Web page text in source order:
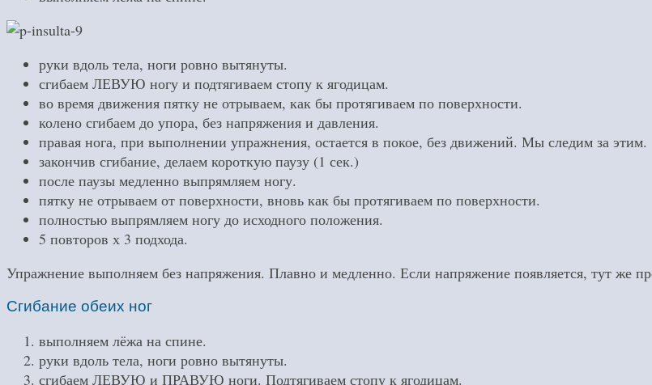
руки вдоль тела, ноги ровно вытянуты.
сгибаем ЛЕВУЮ ногу и подтягиваем стопу к ягодицам.
во время движения пятку не отрываем, как бы протягиваем по поверхности.
колено сгибаем до упора, без напряжения и давления.
правая нога, при выполнении упражнения, остается в покое, без движений. Мы следим за этим.
закончив сгибание, делаем короткую паузу (1 сек.)
после паузы медленно выпрямляем ногу.
пятку не отрываем от поверхности, вновь как бы протягиваем по поверхности.
полностью выпрямляем ногу до исходного положения.
5 повторов х 3 подхода.
Упражнение выполняем без напряжения. Плавно и медленно. Если напряжение появляется, тут же
Сгибание обеих ног
выполняем лёжа на спине.
руки вдоль тела, ноги ровно вытянуты.
сгибаем ЛЕВУЮ и ПРАВУЮ ноги. Подтягиваем стопу к ягодицам.